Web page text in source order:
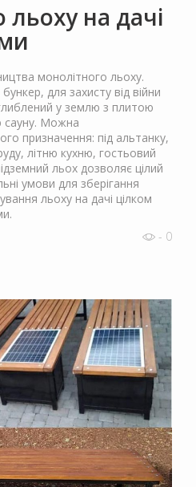
льоху на дачі
монолітного льоху.
для захисту від війни
у землю з плитою
сауну. Можна
призначення: під альтанку,
літню кухню, гостьовий
льох дозволяє цілий
умови для зберігання
льоху на дачі цілком
- 0